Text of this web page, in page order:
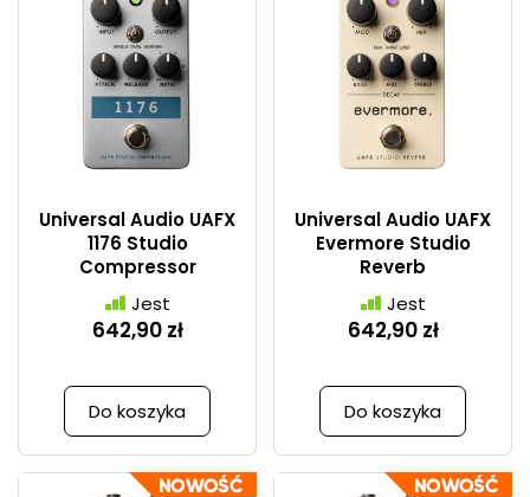
Universal Audio UAFX
1176 Studio
Compressor
Jest
642,90 zł
Do koszyka
Universal Audio UAFX
Evermore Studio
Reverb
Jest
642,90 zł
Do koszyka